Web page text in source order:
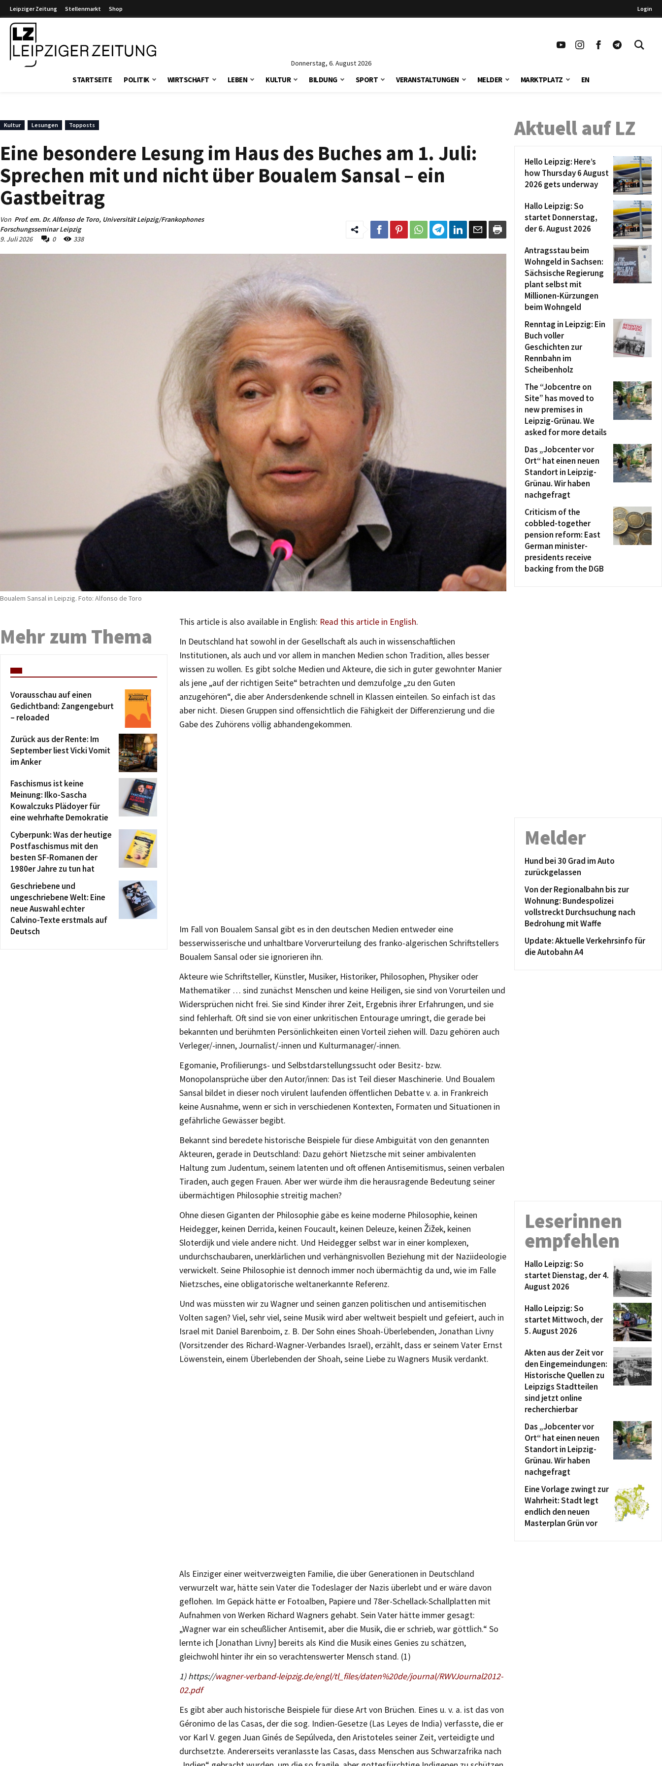
Leipziger Zeitung Stellenmarkt Shop Login
Donnerstag, 6. August 2026
STARTSEITE POLITIK WIRTSCHAFT LEBEN KULTUR BILDUNG SPORT VERANSTALTUNGEN MELDER MARKTPLATZ EN
Kultur Lesungen Topposts
Eine besondere Lesung im Haus des Buches am 1. Juli:
Sprechen mit und nicht über Boualem Sansal – ein
Gastbeitrag
Von Prof. em. Dr. Alfonso de Toro, Universität Leipzig/Frankophones
Forschungsseminar Leipzig
9. Juli 2026
0 338
Boualem Sansal in Leipzig. Foto: Alfonso de Toro
This article is also available in English: Read this article in English.
In Deutschland hat sowohl in der Gesellschaft als auch in wissenschaftlichen
Institutionen, als auch und vor allem in manchen Medien schon Tradition, alles besser
wissen zu wollen. Es gibt solche Medien und Akteure, die sich in guter gewohnter Manier
als jene „auf der richtigen Seite“ betrachten und demzufolge „zu den Guten
anzugehören“, die aber Andersdenkende schnell in Klassen einteilen. So einfach ist das
aber nicht. Diesen Gruppen sind offensichtlich die Fähigkeit der Differenzierung und die
Gabe des Zuhörens völlig abhandengekommen.
Im Fall von Boualem Sansal gibt es in den deutschen Medien entweder eine
besserwisserische und unhaltbare Vorverurteilung des franko-algerischen Schriftstellers
Boualem Sansal oder sie ignorieren ihn.
Akteure wie Schriftsteller, Künstler, Musiker, Historiker, Philosophen, Physiker oder
Mathematiker … sind zunächst Menschen und keine Heiligen, sie sind von Vorurteilen und
Widersprüchen nicht frei. Sie sind Kinder ihrer Zeit, Ergebnis ihrer Erfahrungen, und sie
sind fehlerhaft. Oft sind sie von einer unkritischen Entourage umringt, die gerade bei
bekannten und berühmten Persönlichkeiten einen Vorteil ziehen will. Dazu gehören auch
Verleger/-innen, Journalist/-innen und Kulturmanager/-innen.
Egomanie, Profilierungs- und Selbstdarstellungssucht oder Besitz- bzw.
Monopolansprüche über den Autor/innen: Das ist Teil dieser Maschinerie. Und Boualem
Sansal bildet in dieser noch virulent laufenden öffentlichen Debatte v. a. in Frankreich
keine Ausnahme, wenn er sich in verschiedenen Kontexten, Formaten und Situationen in
gefährliche Gewässer begibt.
Bekannt sind beredete historische Beispiele für diese Ambiguität von den genannten
Akteuren, gerade in Deutschland: Dazu gehört Nietzsche mit seiner ambivalenten
Haltung zum Judentum, seinem latenten und oft offenen Antisemitismus, seinen verbalen
Tiraden, auch gegen Frauen. Aber wer würde ihm die herausragende Bedeutung seiner
übermächtigen Philosophie streitig machen?
Ohne diesen Giganten der Philosophie gäbe es keine moderne Philosophie, keinen
Heidegger, keinen Derrida, keinen Foucault, keinen Deleuze, keinen Žižek, keinen
Sloterdijk und viele andere nicht. Und Heidegger selbst war in einer komplexen,
undurchschaubaren, unerklärlichen und verhängnisvollen Beziehung mit der Naziideologie
verwickelt. Seine Philosophie ist dennoch immer noch übermächtig da und, wie im Falle
Nietzsches, eine obligatorische weltanerkannte Referenz.
Und was müssten wir zu Wagner und seinen ganzen politischen und antisemitischen
Volten sagen? Viel, sehr viel, seine Musik wird aber weltweit bespielt und gefeiert, auch in
Israel mit Daniel Barenboim, z. B. Der Sohn eines Shoah-Überlebenden, Jonathan Livny
(Vorsitzender des Richard-Wagner-Verbandes Israel), erzählt, dass er seinem Vater Ernst
Löwenstein, einem Überlebenden der Shoah, seine Liebe zu Wagners Musik verdankt.
Als Einziger einer weitverzweigten Familie, die über Generationen in Deutschland
verwurzelt war, hätte sein Vater die Todeslager der Nazis überlebt und er wäre davon
geflohen. Im Gepäck hätte er Fotoalben, Papiere und 78er-Schellack-Schallplatten mit
Aufnahmen von Werken Richard Wagners gehabt. Sein Vater hätte immer gesagt:
„Wagner war ein scheußlicher Antisemit, aber die Musik, die er schrieb, war göttlich.“ So
lernte ich [Jonathan Livny] bereits als Kind die Musik eines Genies zu schätzen,
gleichwohl hinter ihr ein so verachtenswerter Mensch stand. (1)
1) https://wagner-verband-leipzig.de/engl/tl_files/daten%20de/journal/RWVJournal2012-
02.pdf
Es gibt aber auch historische Beispiele für diese Art von Brüchen. Eines u. v. a. ist das von
Géronimo de las Casas, der die sog. Indien-Gesetze (Las Leyes de India) verfasste, die er
vor Karl V. gegen Juan Ginés de Sepúlveda, den Aristoteles seiner Zeit, verteidigte und
durchsetzte. Andererseits veranlasste las Casas, dass Menschen aus Schwarzafrika nach
Mehr zum Thema
Vorausschau auf einen
Gedichtband: Zangengeburt
– reloaded
Zurück aus der Rente: Im
September liest Vicki Vomit
im Anker
Faschismus ist keine
Meinung: Ilko-Sascha
Kowalczuks Plädoyer für
eine wehrhafte Demokratie
Cyberpunk: Was der heutige
Postfaschismus mit den
besten SF-Romanen der
1980er Jahre zu tun hat
Geschriebene und
ungeschriebene Welt: Eine
neue Auswahl echter
Calvino-Texte erstmals auf
Deutsch
Aktuell auf LZ
Hello Leipzig: Here’s
how Thursday 6 August
2026 gets underway
Hallo Leipzig: So
startet Donnerstag,
der 6. August 2026
Antragsstau beim
Wohngeld in Sachsen:
Sächsische Regierung
plant selbst mit
Millionen-Kürzungen
beim Wohngeld
Renntag in Leipzig: Ein
Buch voller
Geschichten zur
Rennbahn im
Scheibenholz
The “Jobcentre on
Site” has moved to
new premises in
Leipzig-Grünau. We
asked for more details
Das „Jobcenter vor
Ort“ hat einen neuen
Standort in Leipzig-
Grünau. Wir haben
nachgefragt
Criticism of the
cobbled-together
pension reform: East
German minister-
presidents receive
backing from the DGB
Melder
Hund bei 30 Grad im Auto
zurückgelassen
Von der Regionalbahn bis zur
Wohnung: Bundespolizei
vollstreckt Durchsuchung nach
Bedrohung mit Waffe
Update: Aktuelle Verkehrsinfo für
die Autobahn A4
Leserinnen
empfehlen
Hallo Leipzig: So
startet Dienstag, der 4.
August 2026
Hallo Leipzig: So
startet Mittwoch, der
5. August 2026
Akten aus der Zeit vor
den Eingemeindungen:
Historische Quellen zu
Leipzigs Stadtteilen
sind jetzt online
recherchierbar
Das „Jobcenter vor
Ort“ hat einen neuen
Standort in Leipzig-
Grünau. Wir haben
nachgefragt
Eine Vorlage zwingt zur
Wahrheit: Stadt legt
endlich den neuen
Masterplan Grün vor